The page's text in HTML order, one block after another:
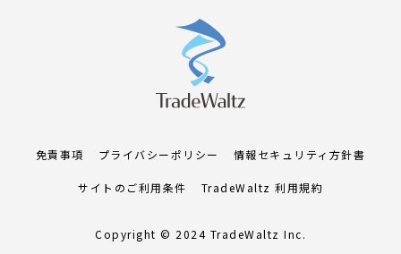
免責事項 プライバシーポリシー 情報セキュリティ方針書
サイトのご利用条件 TradeWaltz 利用規約
Copyright © 2024 TradeWaltz Inc.